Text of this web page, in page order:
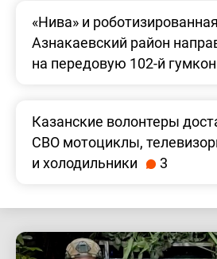
«Нива» и
Азнакаевский район
на передовую 102-й
Казанские волонтеры
СВО мотоциклы,
и холодильники
3